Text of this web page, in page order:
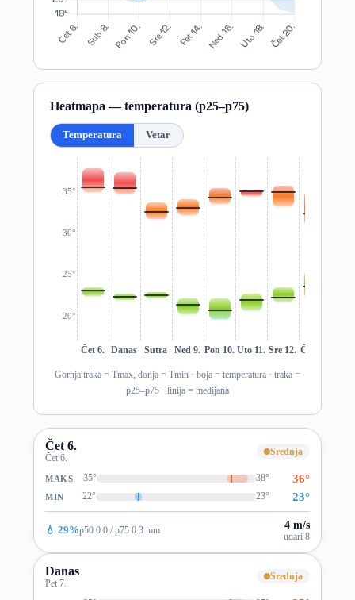
Heatmapa — temperatura (p25–p75)
Temperatura Vetar
20°
25°
30°
35°
Čet 6. Danas Sutra Ned 9. Pon 10. Uto 11. Sre 12. Čet 13.
Gornja traka = Tmax, donja = Tmin · boja = temperatura · traka =
p25–p75 · linija = medijana
Čet 6.
Čet 6.
Srednja
MAKS 35° 38° 36°
MIN 22° 23° 23°
💧 29%p50 0.0 / p75 0.3 mm 4 m/s
udari 8
Danas
Pet 7.
Srednja